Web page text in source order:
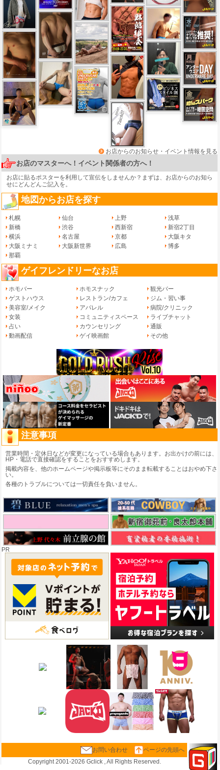
お店からのお知らせ・イベント情報を見る
お店のマスターへ！イベント関係者の方へ！
お店に貼るポスターを利用して宣伝をしませんか？まずは、 お店からのお知ら
せにどんどんご記入を。
地図からお店を探す
札幌 仙台 上野
浅草
新橋
渋谷 西新宿
新宿2丁目
横浜
名古屋 京都
大阪キタ
大阪ミナミ
大阪新世界 広島
博多
那覇
ゲイフレンドリーなお店
ホモバー ホモスナック
観光バー
ゲストハウス
レストラン/カフェ
ジム・習い事
美容室/メイク
アパレル
病院/クリニック
女装
コミュニティスペース
ライブチャット
占い
カウンセリング
通販
動画配信
ゲイ映画館 その他
注意事項
営業時間・定休日などが変更になっている場合もあります。お出かけの前には、
HP・電話で直接確認をすることをおすすめします。
掲載内容を、他のホームページや掲示板等にそのまま転載することはおやめ下さ
い。
各種のトラブルについては一切責任を負いません。
PR
お問い合わせ
ページの先頭へ
Copyright 2001-2026 Gclick , All Rights Reserved.